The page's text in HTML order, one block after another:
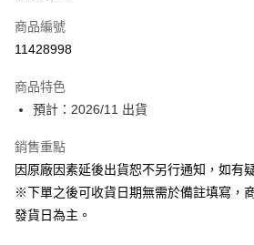
信用卡一次付款
超商取貨付款
大哥付你分期
【大哥付你分期使用說明】
1.本服務由台灣大哥大提供，台灣大哥大用戶可
流程，驗證手機門號後，選擇欲分期的期數、
成交易。
ATM付款
運送方式
商品編號
11428998
商品特色
預計：2026/11 出貨
銷售重點
因原廠因素延後出貨恕不另行通知，如有
※下單之後可收貨日期無需於備註填寫，
發貨日為主。